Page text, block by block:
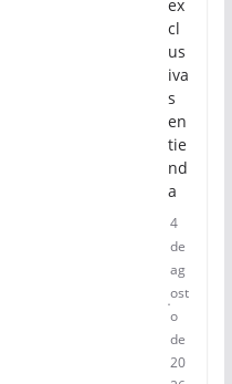
ex
cl
us
iva
s
en
tie
nd
a
4
de
ag
ost
o
de
20